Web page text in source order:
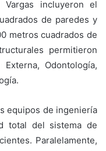
incluyeron el
de paredes y
metros cuadrados de
permitieron
Odontología,
equipos de ingeniería
total del sistema de
Paralelamente,